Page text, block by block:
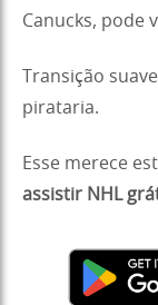
Canucks, pode
Transição
pirataria.
Esse merece
assistir NHL